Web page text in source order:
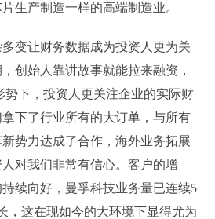
生产制造一样的高端制造业。
变让财务数据成为投资人更为关
创始人靠讲故事就能拉来融资，
势下，投资人更关注企业的实际财
下了行业所有的大订单，与所有
势力达成了合作，海外业务拓展
对我们非常有信心。客户的增
续向好，曼孚科技业务量已连续5
，这在现如今的大环境下显得尤为